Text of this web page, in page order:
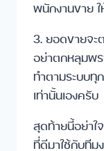
พนักงานขาย ใ
3. ยอดขายจะ
อย่าตกหลุมพร
ทำตามระบบทุ
เท่านั้นเองครับ
สุดท้ายนี้อย่าใ
ที่ดีมาใช้กับทีม